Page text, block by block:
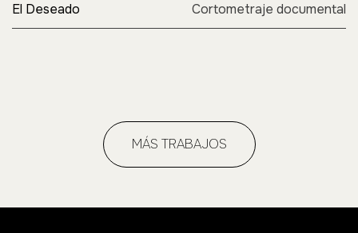
El Deseado Cortometraje documental
MÁS TRABAJOS